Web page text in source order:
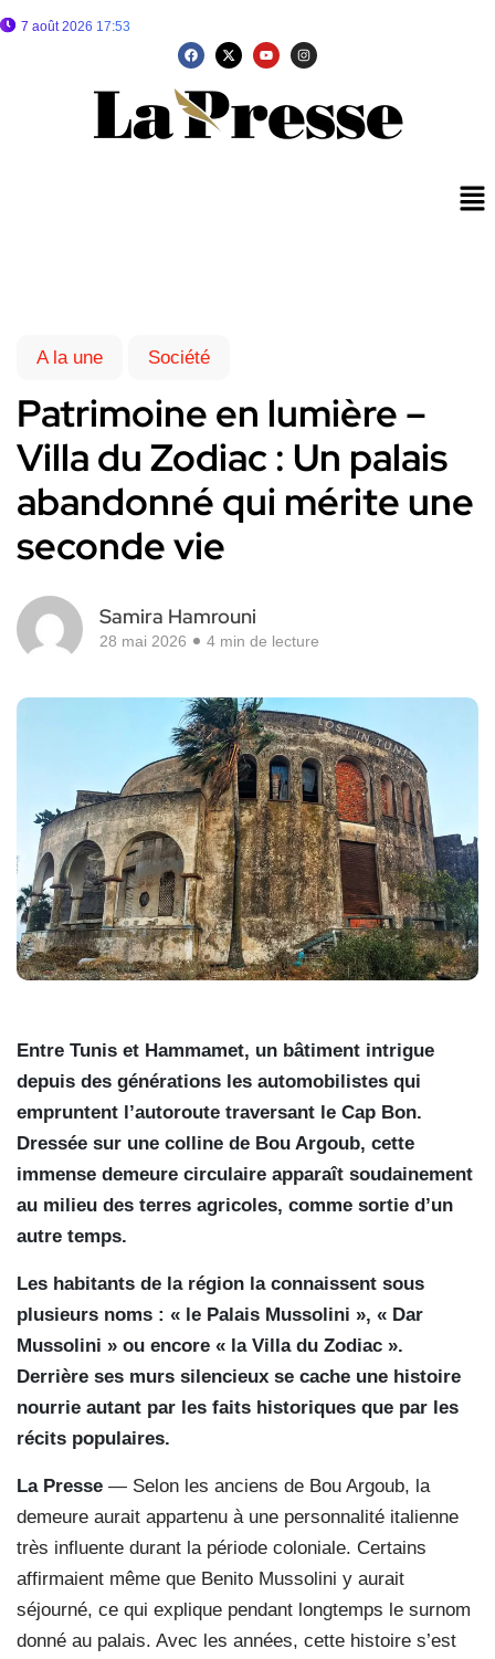
7 août 2026 17:53
A la une Société
Patrimoine en lumière –
Villa du Zodiac : Un palais
abandonné qui mérite une
seconde vie
Samira Hamrouni
28 mai 2026 4 min de lecture
Entre Tunis et Hammamet, un bâtiment intrigue
depuis des générations les automobilistes qui
empruntent l’autoroute traversant le Cap Bon.
Dressée sur une colline de Bou Argoub, cette
immense demeure circulaire apparaît soudainement
au milieu des terres agricoles, comme sortie d’un
autre temps.
Les habitants de la région la connaissent sous
plusieurs noms : « le Palais Mussolini », « Dar
Mussolini » ou encore « la Villa du Zodiac ».
Derrière ses murs silencieux se cache une histoire
nourrie autant par les faits historiques que par les
récits populaires.
La Presse — Selon les anciens de Bou Argoub, la
demeure aurait appartenu à une personnalité italienne
très influente durant la période coloniale. Certains
affirmaient même que Benito Mussolini y aurait
séjourné, ce qui explique pendant longtemps le surnom
donné au palais. Avec les années, cette histoire s’est